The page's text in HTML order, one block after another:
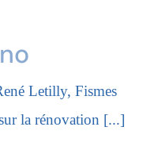
Letilly, Fismes
la rénovation [...]